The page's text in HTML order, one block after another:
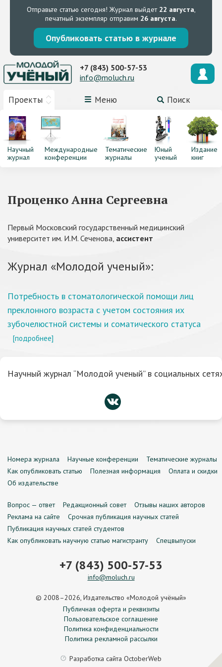
Отправьте статью сегодня! Журнал выйдет 22 августа,
печатный экземпляр отправим 26 августа.
Опубликовать статью в журнале
Проекты Меню Поиск
+7 (843) 500-57-53
info@moluch.ru
Научный
журнал
Международные
конференции
Тематические
журналы
Юный
ученый
Издание
книг
Проценко Анна Сергеевна
Первый Московский государственный медицинский
университет им. И.М. Сеченова, ассистент
Журнал «Молодой ученый»:
Потребность в стоматологической помощи лиц
преклонного возраста с учетом состояния их
зубочелюстной системы и соматического статуса
[подробнее]
Научный журнал “Молодой ученый” в социальных
Номера журнала Научные конференции
Тематические журналы
Как опубликовать статью
Полезная информация
Оплата и скидки
Об издательстве
Вопрос — ответ Редакционный совет
Отзывы наших авторов
Реклама на сайте
Срочная публикация научных статей
Публикация научных статей студентов
Как опубликовать научную статью магистранту
Спецвыпуски
+7 (843) 500-57-53
info@moluch.ru
© 2008–2026, Издательство «Молодой учёный»
Публичная оферта и реквизиты
Пользовательское соглашение
Политика конфиденциальности
Политика рекламной рассылки
Разработка сайта OctoberWeb